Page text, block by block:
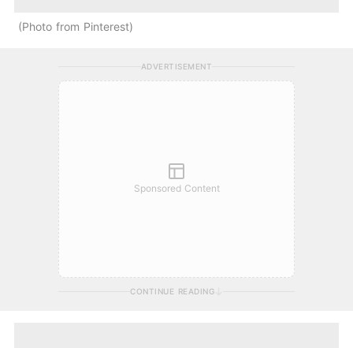
Photo from Pinterest
ADVERTISEMENT
Sponsored Content
CONTINUE READING